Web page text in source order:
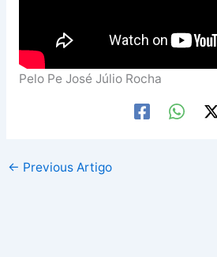
Pelo Pe José Júlio Rocha
← Previous Artigo